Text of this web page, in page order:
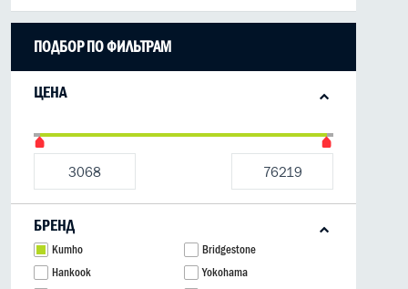
ПОДБОР ПО ФИЛЬТРАМ
ЦЕНА
БРЕНД
Kumho
Bridgestone
Hankook
Yokohama